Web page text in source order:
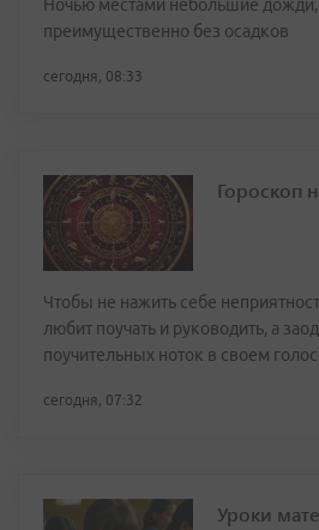
Ночью местами небольшие
преимущественно без осадков
сегодня, 08:33
Гороскоп
Чтобы не нажить себе
любит поучать и руководить, а
поучительных ноток в своем
сегодня, 07:32
Уроки